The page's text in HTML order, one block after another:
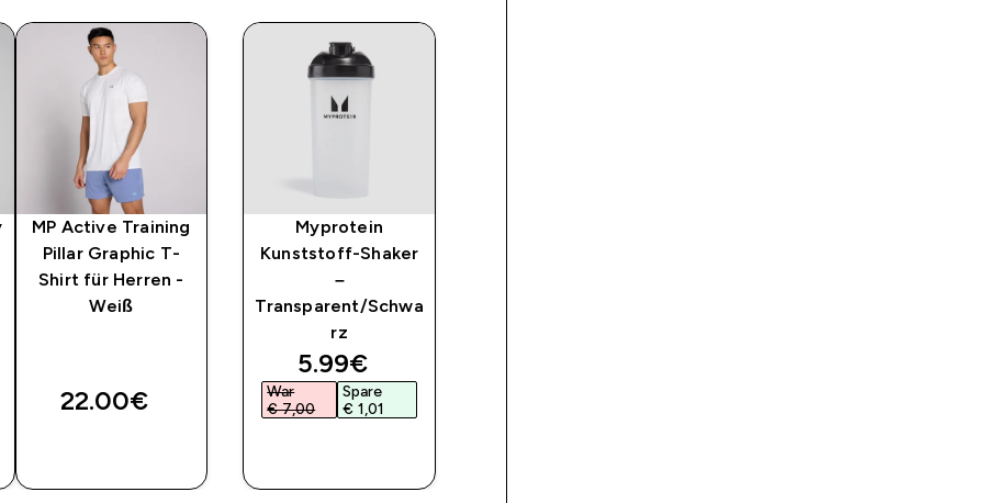
MP Active Training
Pillar Graphic T-
Shirt für Herren -
Weiß
22.00€‎
Myprotein
Kunststoff-Shaker
–
Transparent/Schwa
rz
discounted price
5.99€‎
War
€ 7,00‎
Spare
€ 1,01‎